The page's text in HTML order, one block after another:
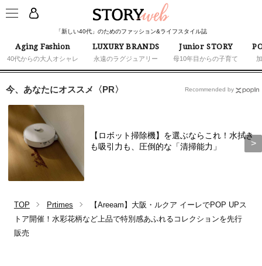
「新しい40代」のためのファッション&ライフスタイル誌
Aging Fashion
40代からの大人オシャレ
LUXURY BRANDS
永遠のラグジュアリー
Junior STORY
母10年目からの子育て
今、あなたにオススメ〈PR〉
【ロボット掃除機】を選ぶならこれ！水拭き
も吸引力も、圧倒的な「清掃能力」
Recommended by
TOP Prtimes
【Areeam】大阪・ルクア イーレでPOP UPス
トア開催！水彩花柄など上品で特別感あふれるコレクションを先行
販売